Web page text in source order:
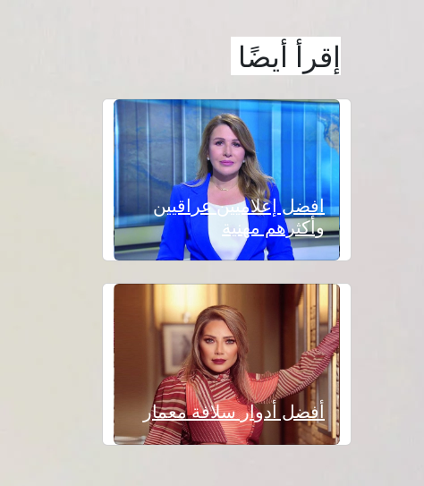
إقرأ أيضًا
افضل إعلاميين عراقيين
وأكثرهم مهنية
أفضل أدوار سلافة معمار